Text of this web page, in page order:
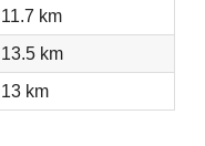
11.7 km
13.5 km
13 km